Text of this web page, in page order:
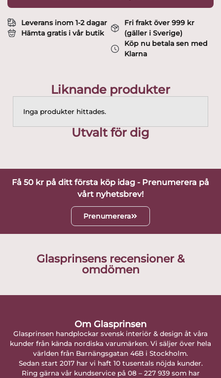
Leverans inom 1-2 dagar
Hämta gratis i vår butik
Fri frakt över 999 kr
(gäller i Sverige)
Köp nu betala sen med
Klarna
Liknande produkter
Inga produkter hittades.
Utvalt för dig
Få 50 kr på ditt första köp idag - Prenumerera på
vårt nyhetsbrev!
Prenumerera
Glasprinsens recensioner &
omdömen
Om Glasprinsen
Glasprinsen handplockar svensk interiör & design åt våra
kunder från kända nordiska varumärken. Vi säljer över hela
världen från Barnängsgatan 46B i Stockholm.
Sedan start 2017 har vi haft 10 tusentals nöjda kunder.
Ring gärna vår kundservice på 08 – 227 939 som har